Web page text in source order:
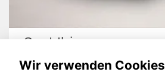
Wir verwenden Cookies